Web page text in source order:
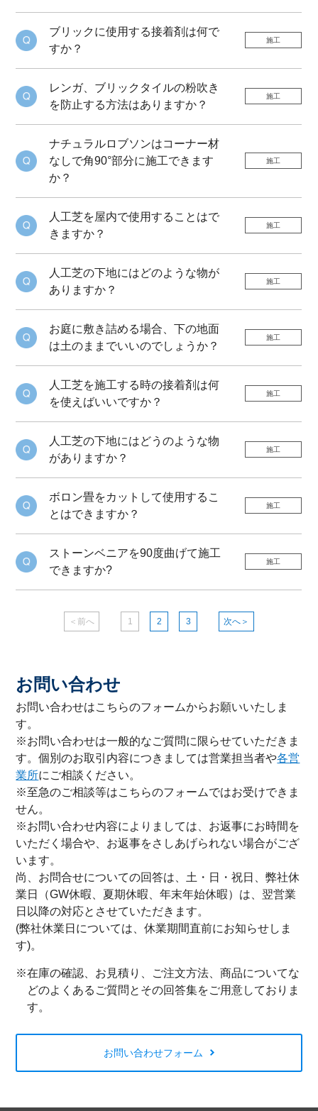
ブリックに使用する接着剤は何で
すか？
施工
レンガ、ブリックタイルの粉吹き
を防止する方法はありますか？
施工
ナチュラルロブソンはコーナー材
なしで角90°部分に施工できます
か？
施工
人工芝を屋内で使用することはで
きますか？
施工
人工芝の下地にはどのような物が
ありますか？
施工
お庭に敷き詰める場合、下の地面
は土のままでいいのでしょうか？
施工
人工芝を施工する時の接着剤は何
を使えばいいですか？
施工
人工芝の下地にはどうのような物
がありますか？
施工
ボロン畳をカットして使用するこ
とはできますか？
施工
ストーンベニアを90度曲げて施工
できますか?
施工
＜前へ 1 2 3 次へ＞
お問い合わせ
お問い合わせはこちらのフォームからお願いいたしま
す。
※お問い合わせは一般的なご質問に限らせていただきま
す。個別のお取引内容につきましては営業担当者や各営
業所にご相談ください。
※至急のご相談等はこちらのフォームではお受けできま
せん。
※お問い合わせ内容によりましては、お返事にお時間を
いただく場合や、お返事をさしあげられない場合がござ
います。
尚、お問合せについての回答は、土・日・祝日、弊社休
業日（GW休暇、夏期休暇、年末年始休暇）は、翌営業
日以降の対応とさせていただきます。
(弊社休業日については、休業期間直前にお知らせしま
す)。
※在庫の確認、お見積り、ご注文方法、商品についてな
どのよくあるご質問とその回答集をご用意しておりま
す。
お問い合わせフォーム